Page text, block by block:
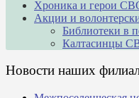
Хроника и герои
Акции и
Библиотеки в
Калтасинцы
Новости наших